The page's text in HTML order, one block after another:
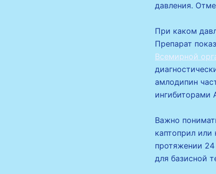
давления.
При каком
Препарат
Всемирной
амлодипин
ингибиторами
Важно
каптоприл или
протяжении
для базисной